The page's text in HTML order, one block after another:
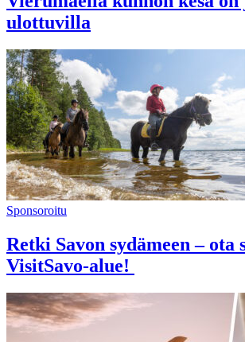
ulottuvilla
Sponsoroitu
Retki Savon sydämeen – ota
VisitSavo-alue!